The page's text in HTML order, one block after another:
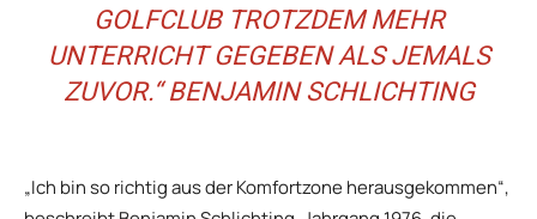
GOLFCLUB TROTZDEM MEHR
UNTERRICHT GEGEBEN ALS JEMALS
ZUVOR.“ BENJAMIN SCHLICHTING
„Ich bin so richtig aus der Komfortzone herausgekommen“,